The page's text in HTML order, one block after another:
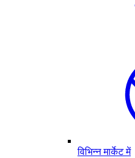
विभिन्न मार्केट में